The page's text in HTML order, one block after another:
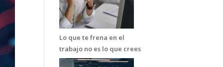
Lo que te frena en el
trabajo no es lo que crees